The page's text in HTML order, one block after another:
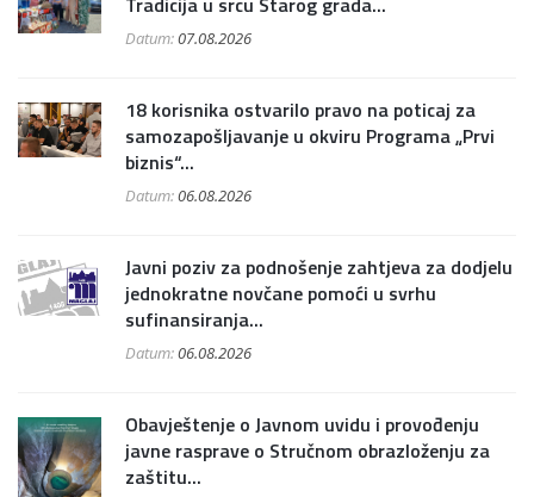
Datum:07.08.2026
18 korisnika ostvarilo pravo na poticaj za
samozapošljavanje u okviru Programa „Prvi
biznis“...
Datum:06.08.2026
Javni poziv za podnošenje zahtjeva za dodjelu
jednokratne novčane pomoći u svrhu
sufinansiranja...
Datum:06.08.2026
Obavještenje o Javnom uvidu i provođenju
javne rasprave o Stručnom obrazloženju za
zaštitu...